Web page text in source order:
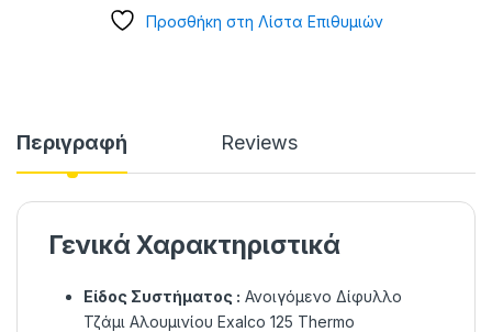
Προσθήκη στη Λίστα Επιθυμιών
Περιγραφή Reviews
Γενικά Χαρακτηριστικά
Είδος Συστήματος : Ανοιγόμενο Δίφυλλο
Τζάμι Αλουμινίου Exalco 125 Thermo